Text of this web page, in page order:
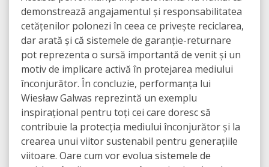
demonstrează angajamentul și responsabilitatea
cetățenilor polonezi în ceea ce privește reciclarea,
dar arată și că sistemele de garanție-returnare
pot reprezenta o sursă importantă de venit și un
motiv de implicare activă în protejarea mediului
înconjurător. În concluzie, performanța lui
Wiesław Galwas reprezintă un exemplu
inspirațional pentru toți cei care doresc să
contribuie la protecția mediului înconjurător și la
crearea unui viitor sustenabil pentru generațiile
viitoare. Oare cum vor evolua sistemele de